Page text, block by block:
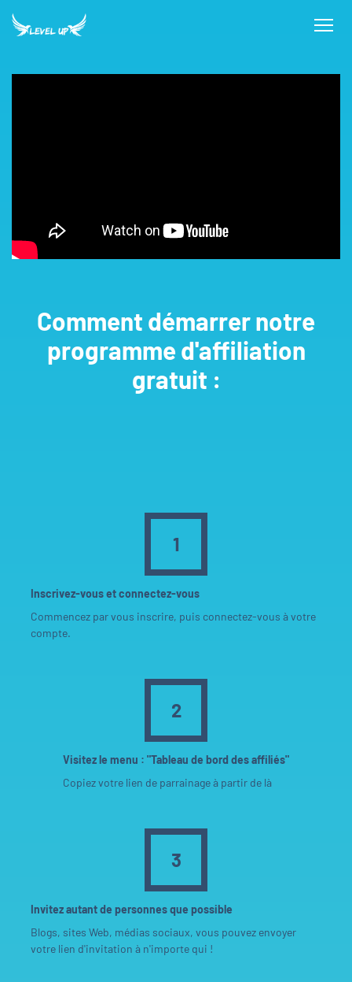
Comment démarrer notre
programme d'affiliation
gratuit :
1
Inscrivez-vous et connectez-vous
Commencez par vous inscrire, puis connectez-vous à votre
compte.
2
Visitez le menu : "Tableau de bord des affiliés"
Copiez votre lien de parrainage à partir de là
3
Invitez autant de personnes que possible
Blogs, sites Web, médias sociaux, vous pouvez envoyer
votre lien d'invitation à n'importe qui !